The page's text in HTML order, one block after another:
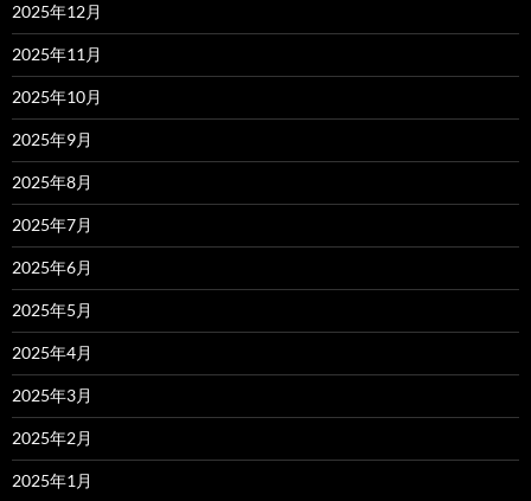
2025年12月
2025年11月
2025年10月
2025年9月
2025年8月
2025年7月
2025年6月
2025年5月
2025年4月
2025年3月
2025年2月
2025年1月